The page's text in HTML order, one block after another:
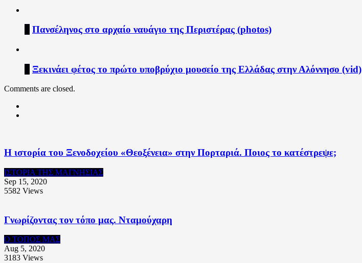
Πανσέληνος στο αρχαίο ναυάγιο της Περιστέρας (photos)
Ξεκινάει φέτος το πρώτο υποβρύχιο μουσείο της Ελλάδας στην Αλόννησο (vid)
Comments are closed.
Η ιστορία του Ξενοδοχείου «Θεοξένεια» στην Πορταριά. Ποιος το κατέστρεψε;
ΙΣΤΟΡΙΑ ΤΗΣ ΜΑΓΝΗΣΙΑΣ
Sep 15, 2020
5582 Views
Γνωρίζοντας τον τόπο μας. Νταμούχαρη
Ο ΤΟΠΟΣ ΜΑΣ
Aug 5, 2020
3183 Views